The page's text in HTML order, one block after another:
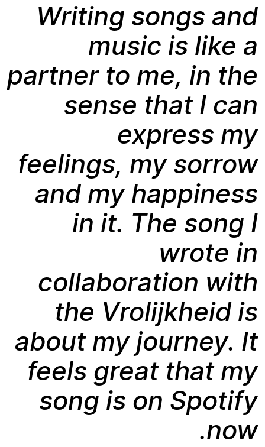
Writing songs and
music is like a
partner to me, in the
sense that I can
express my
feelings, my sorrow
and my happiness
in it. The song I
wrote in
collaboration with
the Vrolijkheid is
about my journey. It
feels great that my
song is on Spotify
now.